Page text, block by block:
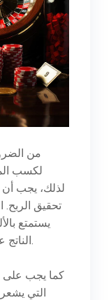
من
لكسب
لذلك، يجب
تحقيق
يستمتع
الناتج عن محاولة استعادة الأموال المفقودة.
كما يجب على
التي